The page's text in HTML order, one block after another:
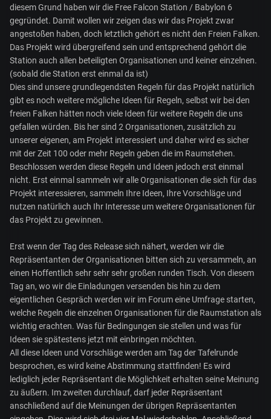
diesem Grund haben wir die Free Falcon Station / Babylon 6
gegründet. Damit wollen wir zeigen das wir das Projekt zwar
angestoßen haben, doch letztlich gehört es nicht den Freien Falken.
Das Projekt wird übergreifend sein und entsprechend gehört die
Station auch allen beteiligten Organisationen und keiner einzelnen.
(sobald die Station erst einmal da ist)
Dies sind unsere grundlegendsten Regeln für das Projekt natürlich
gibt es noch weitere mögliche Ideen für Regeln, selbst wir bei den
freien Falken hätten noch viele Ideen für weitere Regeln die uns
gefallen würden. Bis her sind 2 Organisationen, zusätzlich zu
unserer eigenen, am Projekt interessiert und daher wird es sicher
mit der Zeit 100 oder mehr Regeln geben die im Raumstehen.
Beschlossen werden diese Regeln und Ideen jedoch erst einmal
nicht. Erst einmal sammeln wir alle Organisationen die sich für das
Projekt interessieren, sammeln Ihre Ideen, Ihre Vorschläge und
nutzen natürlich auch Ihr Interesse um weitere Organisationen für
das Projekt zu gewinnen.
Erst wenn der Tag des Release sich nähert, werden wir die
Repräsentanten der Organisationen bitten sich zu versammeln, an
einen Hoffentlich sehr sehr sehr großen runden Tisch. Von diesem
Tag an, wo wir die Einladungen versenden bis hin zu dem
eigentlichen Gespräch werden wir im Forum eine Umfrage starten,
welche Regeln die einzelnen Organisationen für die Raumstation als
wichtig erachten. Was für Bedingungen sie stellen und was für
Ideen sie spätestens jetzt mit einbringen möchten.
All diese Ideen und Vorschläge werden am Tag der Tafelrunde
besprochen, es wird keine Abstimmung stattfinden! Es wird
lediglich jeder Repräsentant die Möglichkeit erhalten seine Meinung
zu äußern. Im zweiten durchlauf, darf jeder Repräsentant
anschließend auf die Meinungen der übrigen Repräsentanten